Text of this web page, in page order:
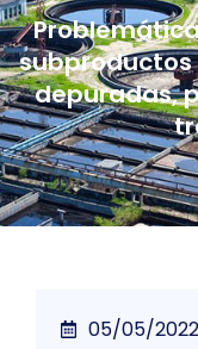
subproductos
depuradas,
05/05/2022